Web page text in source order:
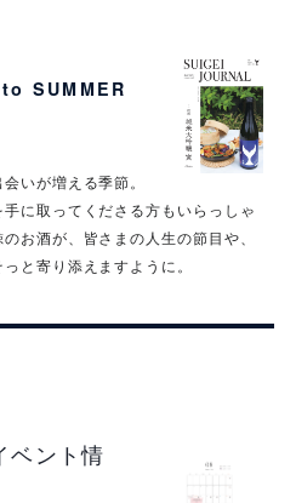
SUMMER
いが増える季節。
に取ってくださる方もいらっしゃ
お酒が、皆さまの人生の節目や、
と寄り添えますように。
ベント情